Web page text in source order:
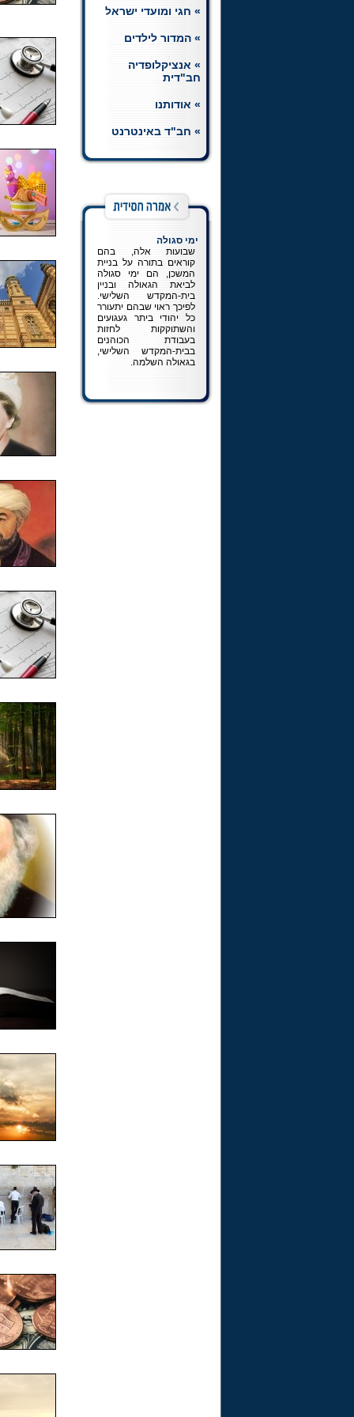
» חגי ומועדי ישראל
» המדור לילדים
» אנציקלופדיה
חב"דית
» אודותנו
» חב"ד באינטרנט
ימי סגולה
שבועות אלה, בהם
קוראים בתורה על בניית
המשכן, הם ימי סגולה
לביאת הגאולה ובניין
בית-המקדש השלישי.
לפיכך ראוי שבהם יתעורר
כל יהודי ביתר געגועים
והשתוקקות לחזות
בעבודת הכוהנים
בבית-המקדש השלישי,
בגאולה השלמה.